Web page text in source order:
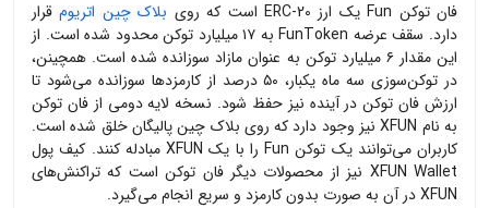
فان توکن Funیک ارز ERC-20 است که روی بلاک چین اتریومقرار
دارد. سقف عرضه FunToken
به ۱۷ میلیارد توکن محدود شده است. از
این مقدار ۶ میلیارد توکن به عنوان مازاد سوزانده شده است. همچینن،
در توکن‌سوزی سه ماه یکبار، ۵۰ درصد از کارمزدها سوزانده می‌شود تا
ارزش فان توکن در آینده نیز حفظ شود. نسخه لایه دومی از فان توکن
به نام XFUNنیز وجود دارد که روی بلاک چین پالیگان خلق شده است.
کاربران می‌توانند یک توکن Fun را با یک XFUN مبادله کنند. کیف پول
XFUN Wallet نیز از محصولات دیگر فان توکن است که تراکنش‌های
XFUNدر آن به صورت بدون کارمزد و سریع انجام می‌گیرد.